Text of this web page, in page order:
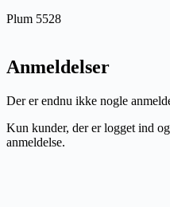
Plum 5528
Anmeldelser
Der er endnu ikke nogle
Kun kunder, der er logget ind
anmeldelse.